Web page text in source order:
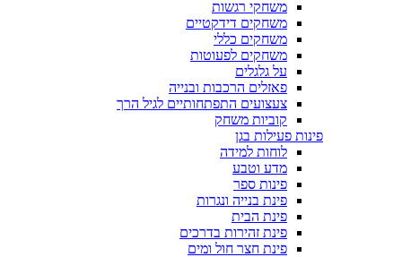
משחקי רגשות
משחקים דידקטיים
משחקים כללי
משחקים לפעוטות
על גלגלים
פאזלים הרכבות ובנייה
צעצועים התפתחותיים לגיל הרך
קוביות משחק
פינות פעילות בגן
לוחות למידה
מדע וטבע
פינות ספר
פינת בנייה ונגרות
פינת הבית
פינת זהירות בדרכים
פינת חצר חול ומים